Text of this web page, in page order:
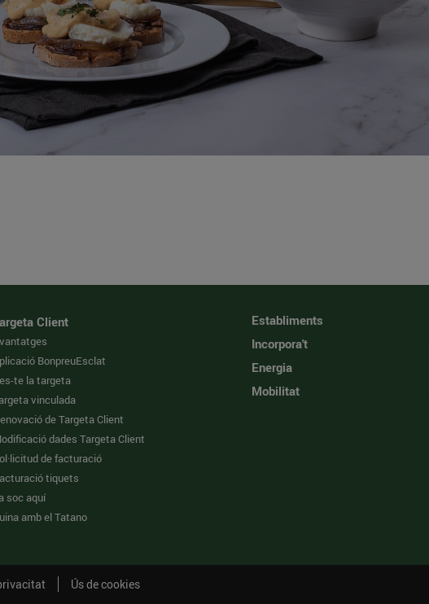
Client
BonpreuEsclat
te la targeta
vinculada
de Targeta Client
dades Targeta Client
de facturació
tiquets
soc aquí
amb el Tatano
Establiments
Incorpora't
Energia
Mobilitat
Ús de cookies